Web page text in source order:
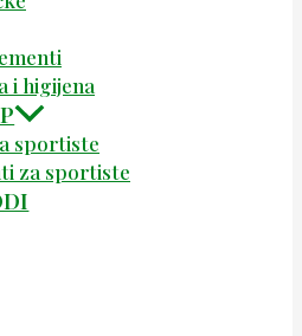
i higijena
sportiste
za sportiste